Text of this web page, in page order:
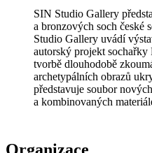
SIN Studio Gallery
a bronzových soch české
Studio Gallery uvádí
autorský projekt sochařky
tvorbě dlouhodobě
archetypálních obrazů
představuje soubor
a kombinovaných